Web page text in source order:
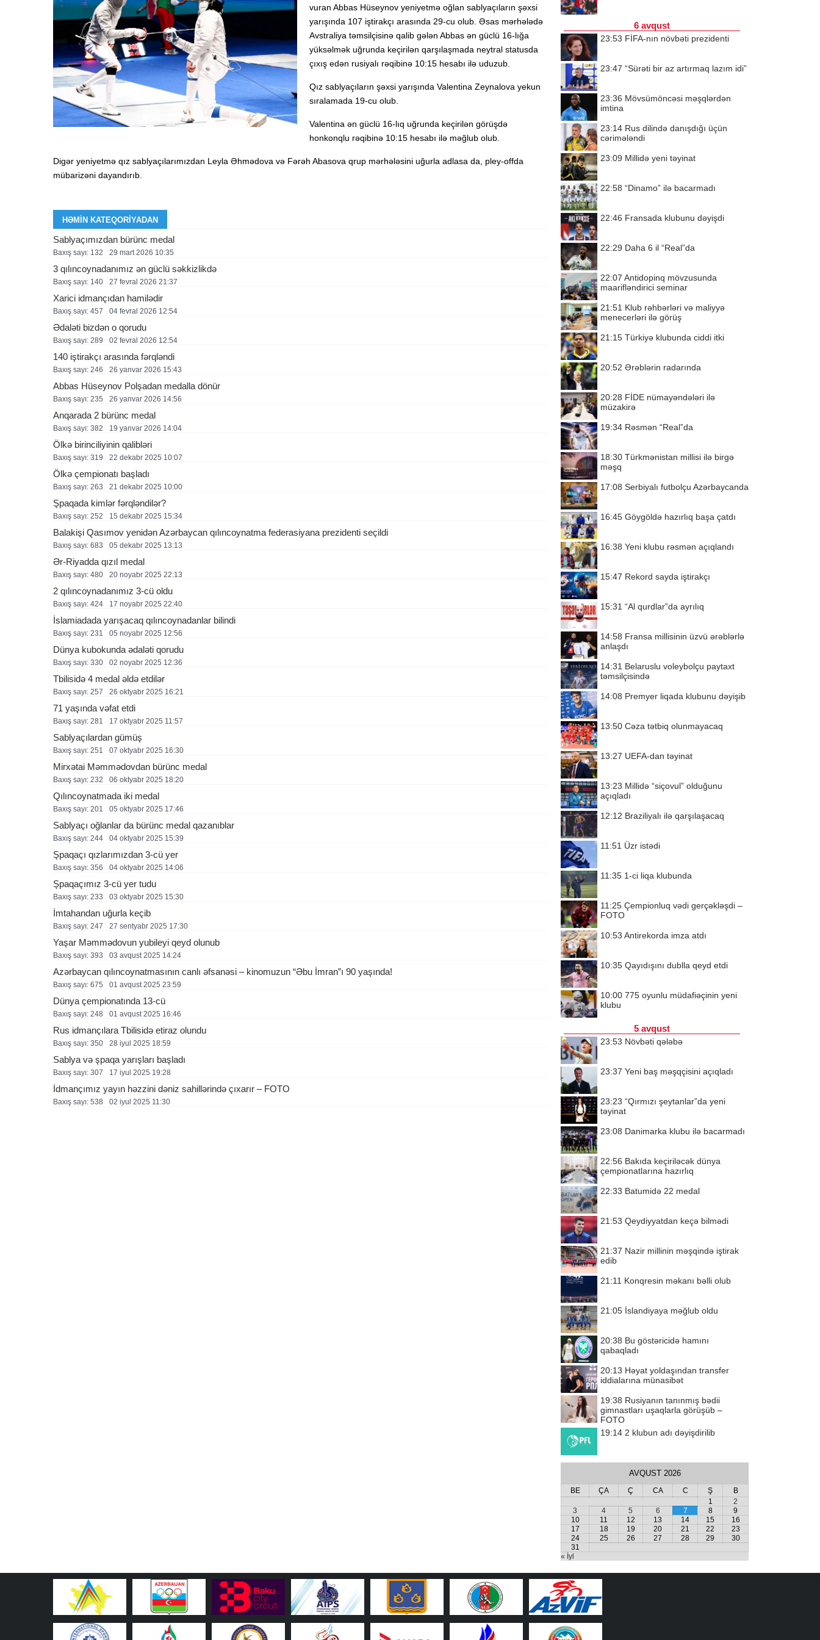
vuran Abbas Hüseynov yeniyetmə oğlan sablyaçıların şəxsi
yarışında 107 iştirakçı arasında 29-cu olub. Əsas mərhələdə
Avstraliya təmsilçisinə qalib gələn Abbas ən güclü 16-lığa
yüksəlmək uğrunda keçirilən qarşılaşmada neytral statusda
çıxış edən rusiyalı rəqibinə 10:15 hesabı ilə uduzub.
Qız sablyaçıların şəxsi yarışında Valentina Zeynalova yekun
sıralamada 19-cu olub.
Valentina ən güclü 16-lıq uğrunda keçirilən görüşdə
honkonqlu rəqibinə 10:15 hesabı ilə məğlub olub.
Digər yeniyetmə qız sablyaçılarımızdan Leyla Əhmədova və Fərəh Abasova qrup mərhələsini uğurla adlasa da, pley-offda
mübarizəni dayandırıb.
HƏMIN KATEQORIYADAN
Sablyaçımızdan bürünc medal
Baxış sayı: 132 29 mart 2026 10:35
3 qılıncoynadanımız ən güclü səkkizlikdə
Baxış sayı: 140 27 fevral 2026 21:37
Xarici idmançıdan hamilədir
Baxış sayı: 457 04 fevral 2026 12:54
Ədaləti bizdən o qorudu
Baxış sayı: 289 02 fevral 2026 12:54
140 iştirakçı arasında fərqləndi
Baxış sayı: 246 26 yanvar 2026 15:43
Abbas Hüseynov Polşadan medalla dönür
Baxış sayı: 235 26 yanvar 2026 14:56
Anqarada 2 bürünc medal
Baxış sayı: 382 19 yanvar 2026 14:04
Ölkə birinciliyinin qalibləri
Baxış sayı: 319 22 dekabr 2025 10:07
Ölkə çempionatı başladı
Baxış sayı: 263 21 dekabr 2025 10:00
Şpaqada kimlər fərqləndilər?
Baxış sayı: 252 15 dekabr 2025 15:34
Balakişi Qasımov yenidən Azərbaycan qılıncoynatma federasiyana prezidenti seçildi
Baxış sayı: 683 05 dekabr 2025 13:13
Ər-Riyadda qızıl medal
Baxış sayı: 480 20 noyabr 2025 22:13
2 qılıncoynadanımız 3-cü oldu
Baxış sayı: 424 17 noyabr 2025 22:40
İslamiadada yarışacaq qılıncoynadanlar bilindi
Baxış sayı: 231 05 noyabr 2025 12:56
Dünya kubokunda ədaləti qorudu
Baxış sayı: 330 02 noyabr 2025 12:36
Tbilisidə 4 medal əldə etdilər
Baxış sayı: 257 26 oktyabr 2025 16:21
71 yaşında vəfat etdi
Baxış sayı: 281 17 oktyabr 2025 11:57
Sablyaçılardan gümüş
Baxış sayı: 251 07 oktyabr 2025 16:30
Mirxətai Məmmədovdan bürünc medal
Baxış sayı: 232 06 oktyabr 2025 18:20
Qılıncoynatmada iki medal
Baxış sayı: 201 05 oktyabr 2025 17:46
Sablyaçı oğlanlar da bürünc medal qazanıblar
Baxış sayı: 244 04 oktyabr 2025 15:39
Şpaqaçı qızlarımızdan 3-cü yer
Baxış sayı: 356 04 oktyabr 2025 14:06
Şpaqaçımız 3-cü yer tudu
Baxış sayı: 233 03 oktyabr 2025 15:30
İmtahandan uğurla keçib
Baxış sayı: 247 27 sentyabr 2025 17:30
Yaşar Məmmədovun yubileyi qeyd olunub
Baxış sayı: 393 03 avqust 2025 14:24
Azərbaycan qılıncoynatmasının canlı əfsanəsi – kinomuzun “Əbu İmran”ı 90 yaşında!
Baxış sayı: 675 01 avqust 2025 23:59
Dünya çempionatında 13-cü
Baxış sayı: 248 01 avqust 2025 16:46
Rus idmançılara Tbilisidə etiraz olundu
Baxış sayı: 350 28 i̇yul 2025 18:59
Sablya və şpaqa yarışları başladı
Baxış sayı: 307 17 i̇yul 2025 19:28
İdmançımız yayın həzzini dəniz sahillərində çıxarır – FOTO
Baxış sayı: 538 02 i̇yul 2025 11:30
6 avqust
23:53 FİFA-nın növbəti prezidenti
23:47 “Sürəti bir az artırmaq lazım idi”
23:36 Mövsümöncəsi məşqlərdən
imtina
23:14 Rus dilində danışdığı üçün
cərimələndi
23:09 Millidə yeni təyinat
22:58 “Dinamo” ilə bacarmadı
22:46 Fransada klubunu dəyişdi
22:29 Daha 6 il “Real”da
22:07 Antidopinq mövzusunda
maarifləndirici seminar
21:51 Klub rəhbərləri və maliyyə
menecerləri ilə görüş
21:15 Türkiyə klubunda ciddi itki
20:52 Ərəblərin radarında
20:28 FİDE nümayəndələri ilə
müzakirə
19:34 Rəsmən “Real”da
18:30 Türkmənistan millisi ilə birgə
məşq
17:08 Serbiyalı futbolçu Azərbaycanda
16:45 Göygöldə hazırlıq başa çatdı
16:38 Yeni klubu rəsmən açıqlandı
15:47 Rekord sayda iştirakçı
15:31 “Al qurdlar”da ayrılıq
14:58 Fransa millisinin üzvü ərəblərlə
anlaşdı
14:31 Belaruslu voleybolçu paytaxt
təmsilçisində
14:08 Premyer liqada klubunu dəyişib
13:50 Cəza tətbiq olunmayacaq
13:27 UEFA-dan təyinat
13:23 Millidə “siçovul” olduğunu
açıqladı
12:12 Braziliyalı ilə qarşılaşacaq
11:51 Üzr istədi
11:35 1-ci liqa klubunda
11:25 Çempionluq vədi gerçəkləşdi –
FOTO
10:53 Antirekorda imza atdı
10:35 Qayıdışını dublla qeyd etdi
10:00 775 oyunlu müdafiəçinin yeni
klubu
5 avqust
23:53 Növbəti qələbə
23:37 Yeni baş məşqçisini açıqladı
23:23 “Qırmızı şeytanlar”da yeni
təyinat
23:08 Danimarka klubu ilə bacarmadı
22:56 Bakıda keçiriləcək dünya
çempionatlarına hazırlıq
22:33 Batumidə 22 medal
21:53 Qeydiyyatdan keçə bilmədi
21:37 Nazir millinin məşqində iştirak
edib
21:11 Konqresin məkanı bəlli olub
21:05 İslandiyaya məğlub oldu
20:38 Bu göstəricidə hamını
qabaqladı
20:13 Həyat yoldaşından transfer
iddialarına münasibət
19:38 Rusiyanın tanınmış bədii
gimnastları uşaqlarla görüşüb –
FOTO
19:14 2 klubun adı dəyişdirilib
AVQUST 2026
BE ÇA Ç CA C Ş
B
1
2
3
4 5 6 7 8
9
10
11 12 13 14 15
16
17
18 19 20 21 22
23
24
25 26 27 28 29
30
31
« İyl